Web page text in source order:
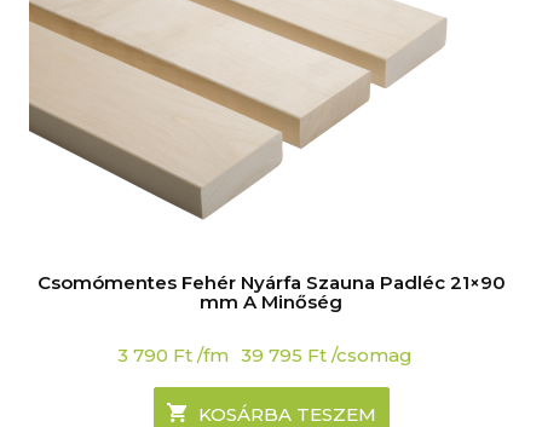
Csomómentes Fehér Nyárfa Szauna Padléc 21×90
mm A Minőség
3 790 Ft /fm 39 795 Ft /csomag
KOSÁRBA TESZEM